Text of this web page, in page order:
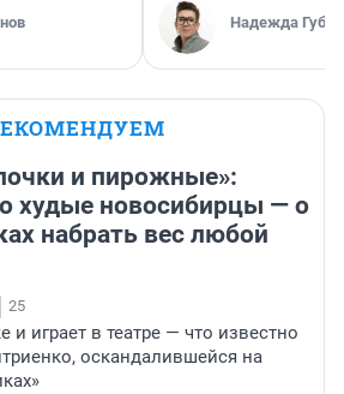
Надежда
и пирожные»:
худые новосибирцы — о
набрать вес любой
25
и играет в театре — что известно
оскандалившейся на